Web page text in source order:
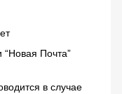
Почта”
в случае